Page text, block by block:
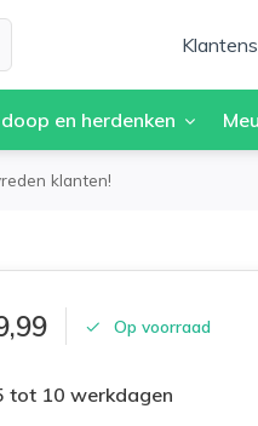
en herdenken
klanten!
Op voorraad
tot 10 werkdagen